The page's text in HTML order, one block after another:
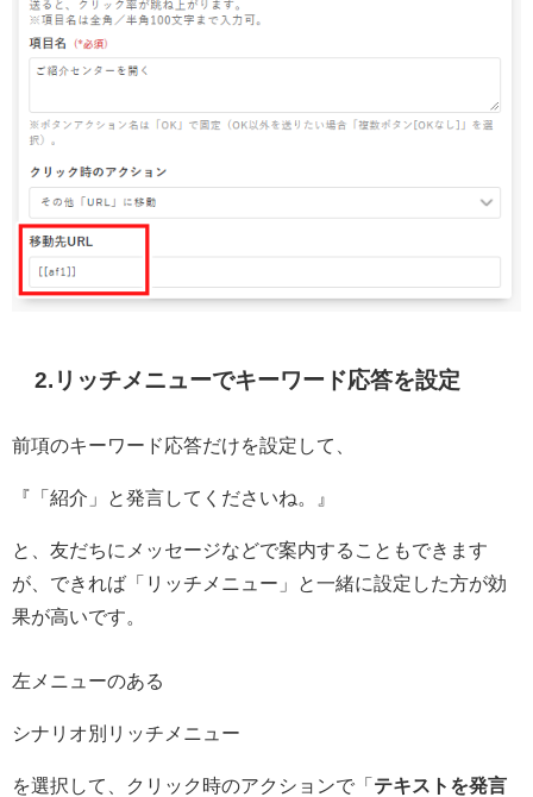
2.リッチメニューでキーワード応答を設定
前項のキーワード応答だけを設定して、
『「紹介」と発言してくださいね。』
と、友だちにメッセージなどで案内することもできます
が、できれば「リッチメニュー」と一緒に設定した方が効
果が高いです。
左メニューのある
シナリオ別リッチメニュー
を選択して、クリック時のアクションで「 テキストを発言